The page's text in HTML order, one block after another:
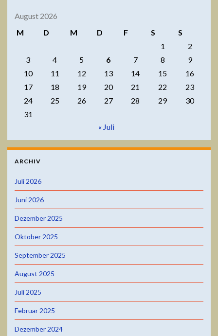
August 2026
M
D M D F S
S
1
2
3
4 5 6 7 8
9
10
11 12 13 14 15
16
17
18 19 20 21 22
23
24
25 26 27 28 29
30
31
« Juli
ARCHIV
Juli 2026
Juni 2026
Dezember 2025
Oktober 2025
September 2025
August 2025
Juli 2025
Februar 2025
Dezember 2024